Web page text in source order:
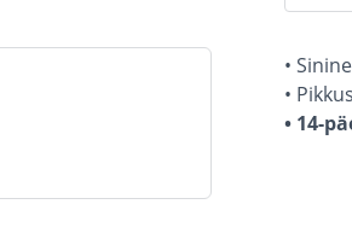
•
•
• 14-